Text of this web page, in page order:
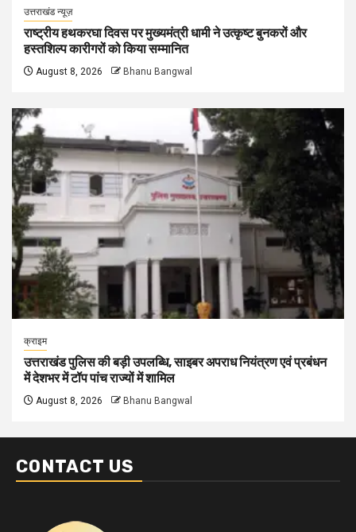
उत्तराखंड न्यूज़
राष्ट्रीय हथकरघा दिवस पर मुख्यमंत्री धामी ने उत्कृष्ट बुनकरों और
हस्तशिल्प कारीगरों को किया सम्मानित
August 8, 2026 Bhanu Bangwal
क्राइम
उत्तराखंड पुलिस की बड़ी उपलब्धि, साइबर अपराध नियंत्रण एवं प्रबंधन
में देशभर में टॉप पांच राज्यों में शामिल
August 8, 2026 Bhanu Bangwal
CONTACT US